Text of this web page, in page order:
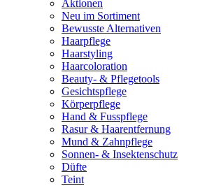
Aktionen
Neu im Sortiment
Bewusste Alternativen
Haarpflege
Haarstyling
Haarcoloration
Beauty- & Pflegetools
Gesichtspflege
Körperpflege
Hand & Fusspflege
Rasur & Haarentfernung
Mund & Zahnpflege
Sonnen- & Insektenschutz
Düfte
Teint